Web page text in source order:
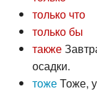
только что
только бы
также
осадки.
тожеТоже,